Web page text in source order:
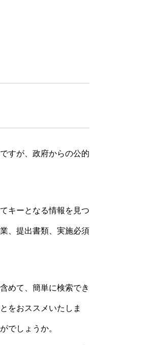
すが、政府からの公的
キーとなる情報を見つ
、提出書類、実施必須
めて、簡単に検索でき
をおススメいたしま
でしょうか。